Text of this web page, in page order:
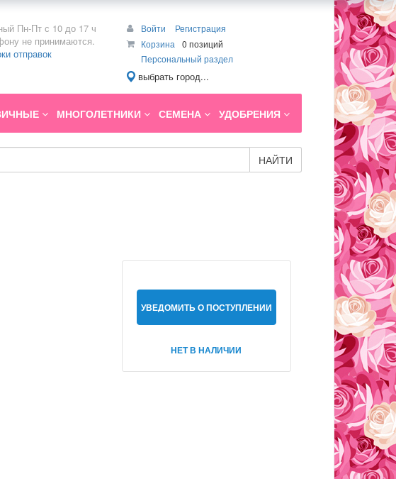
Пн-Пт с 10 до 17 ч
не принимаются.
отправок
Войти
Регистрация
Корзина
0 позиций
Персональный раздел
выбрать город...
МНОГОЛЕТНИКИ СЕМЕНА УДОБРЕНИЯ
НАЙТИ
УВЕДОМИТЬ О ПОСТУПЛЕНИИ
НЕТ В НАЛИЧИИ